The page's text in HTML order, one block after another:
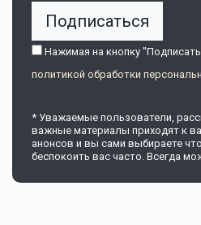
Подписаться
Нажимая на кнопку
политикой обработки
* Уважаемые пользователи,
важные материалы приходят к
анонсов и вы сами выбираете
беспокоить вас часто. Всегда